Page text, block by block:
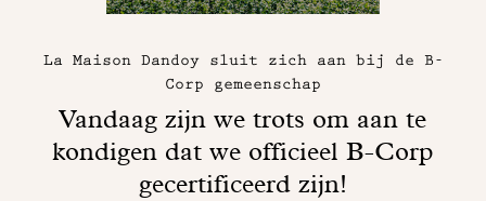
La Maison Dandoy sluit zich aan bij de B-
Corp gemeenschap
Vandaag zijn we trots om aan te
kondigen dat we officieel B-Corp
gecertificeerd zijn!